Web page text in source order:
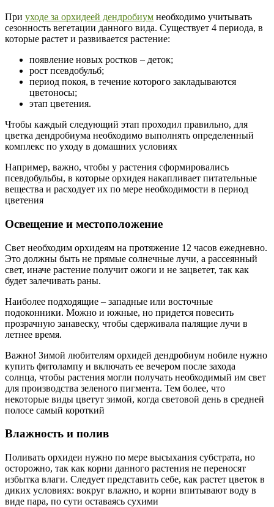
При уходе за орхидеей дендробиум необходимо учитывать
сезонность вегетации данного вида. Существует 4 периода, в
которые растет и развивается растение:
появление новых ростков – деток;
рост псевдобульб;
период покоя, в течение которого закладываются
цветоносы;
этап цветения.
Чтобы каждый следующий этап проходил правильно, для
цветка дендробиума необходимо выполнять определенный
комплекс по уходу в домашних условиях
Например, важно, чтобы у растения сформировались
псевдобульбы, в которые орхидея накапливает питательные
вещества и расходует их по мере необходимости в период
цветения
Освещение и местоположение
Свет необходим орхидеям на протяжение 12 часов ежедневно.
Это должны быть не прямые солнечные лучи, а рассеянный
свет, иначе растение получит ожоги и не зацветет, так как
будет залечивать раны.
Наиболее подходящие – западные или восточные
подоконники. Можно и южные, но придется повесить
прозрачную занавеску, чтобы сдерживала палящие лучи в
летнее время.
Важно! Зимой любителям орхидей дендробиум нобиле нужно
купить фитолампу и включать ее вечером после захода
солнца, чтобы растения могли получать необходимый им свет
для производства зеленого пигмента. Тем более, что
некоторые виды цветут зимой, когда световой день в средней
полосе самый короткий
Влажность и полив
Поливать орхидеи нужно по мере высыхания субстрата, но
осторожно, так как корни данного растения не переносят
избытка влаги. Следует представить себе, как растет цветок в
диких условиях: вокруг влажно, и корни впитывают воду в
виде пара, по сути оставаясь сухими